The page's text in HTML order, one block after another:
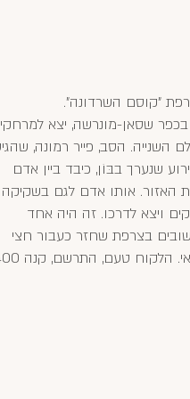
"קוסם השרדונה".
שסאן-מונרשה, יצא
השנייה. הסב, פייר רמונה,
שנערך בבּוֹן, כיבד ביין אדם
האזור. אותו אדם לגם בשקיקה
ויצא לדרכו. זה היה אחד
בצרפת שחזר כעבור חצי
שנה עם לקוח אמריקאי. הלקוח
אך בזמן זה הפכו יינות היקב